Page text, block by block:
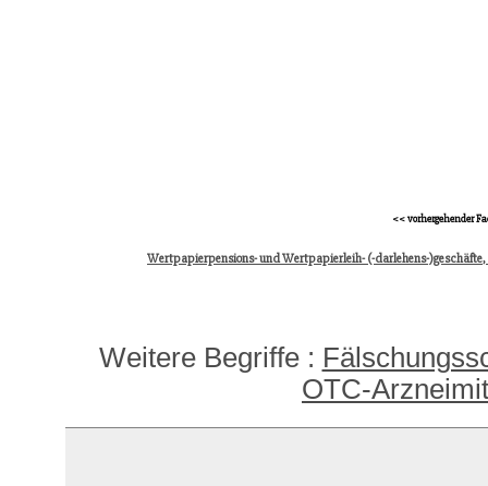
<< vorhergehender
Wertpapierpensions- und Wertpapierleih- (-darlehens-)geschäfte,
Weitere Begriffe :
OTC-